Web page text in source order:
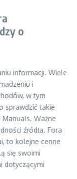
o
informacji. Wiele
i
w tym
sprawdzić takie
Manuals. Ważne
źródła. Fora
to kolejne cenne
się swoimi
dotyczącymi